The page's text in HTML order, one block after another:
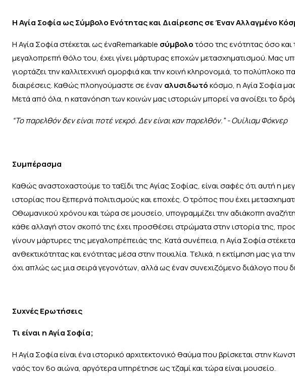
Η Αγία Σοφία ως Σύμβολο Ενότητας και Διαίρεσης σε Έναν Αλλαγμένο
Η Αγία Σοφία στέκεται ως έναRemarkable σύμβολοτόσο της ενότητας όσο και
μεγαλοπρεπή θόλο του, έχει γίνει μάρτυρας εποχών μετασχηματισμού. Μας
γιορτάζει την καλλιτεχνική ομορφιά και την κοινή κληρονομιά, το πολύπλοκο
διαιρέσεις. Καθώς πλοηγούμαστε σε έναναλυσιδωτόκόσμο, η Αγία Σοφία
Μετά από όλα, η κατανόηση των κοινών μας ιστοριών μπορεί να ανοίξει το
“Το παρελθόν δεν είναι ποτέ νεκρό. Δεν είναι καν παρελθόν.” - Ουίλιαμ Φόκνερ
Συμπέρασμα
Καθώς αναστοχαστούμε το ταξίδι της Αγίας Σοφίας, είναι σαφές ότι αυτή η
ιστορίας που ξεπερνά πολιτισμούς και εποχές. Ο τρόπος που έχει
Οθωμανικού χρόνου και τώρα σε μουσείο, υπογραμμίζει την αδιάκοπη
κάθε αλλαγή στον σκοπό της έχει προσθέσει στρώματα στην ιστορία της,
γίνουν μάρτυρες της μεγαλοπρέπειάς της. Κατά συνέπεια, η Αγία Σοφία
ανθεκτικότητας και ενότητας μέσα στην ποικιλία. Τελικά, η εκτίμηση μας για
όχι απλώς ως μια σειρά γεγονότων, αλλά ως έναν συνεχιζόμενο διάλογο που
Συχνές Ερωτήσεις
Τι είναι η Αγία Σοφία;
Η Αγία Σοφία είναι ένα ιστορικό αρχιτεκτονικό θαύμα που βρίσκεται στην
ναός τον 6ο αιώνα, αργότερα υπηρέτησε ως τζαμί και τώρα είναι μουσείο.